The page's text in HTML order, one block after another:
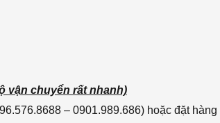
vận chuyển rất nhanh)
– 0901.989.686) hoặc đặt